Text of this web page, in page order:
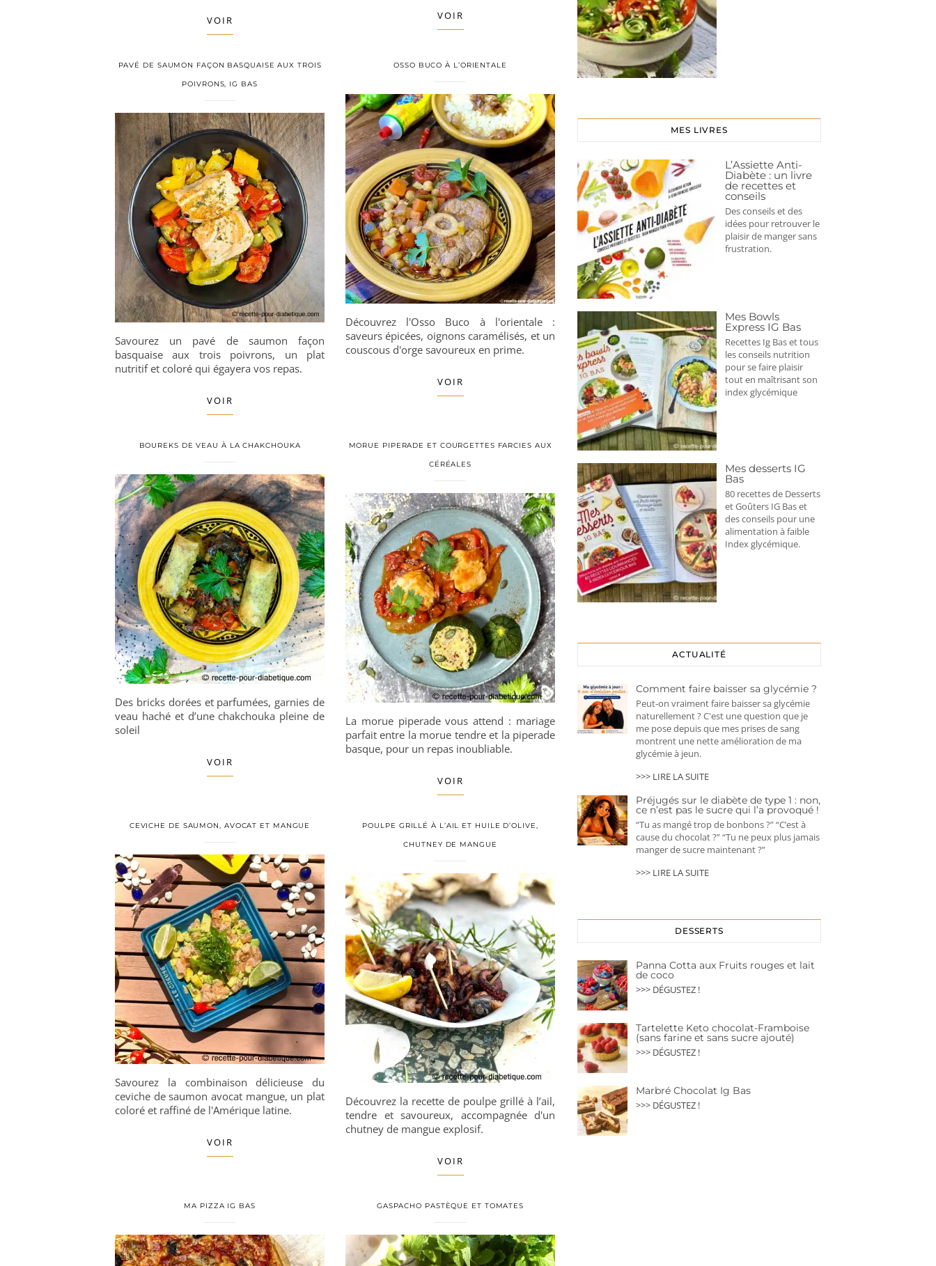
VOIR VOIR
PAVÉ DE SAUMON FAÇON BASQUAISE AUX TROIS
POIVRONS, IG BAS
Savourez un pavé de saumon façon
basquaise aux trois poivrons, un plat
nutritif et coloré qui égayera vos repas.
VOIR
OSSO BUCO À L’ORIENTALE
Découvrez l'Osso Buco à l'orientale :
saveurs épicées, oignons caramélisés, et un
couscous d'orge savoureux en prime.
VOIR
BOUREKS DE VEAU À LA CHAKCHOUKA
Des bricks dorées et parfumées, garnies de
veau haché et d’une chakchouka pleine de
soleil
VOIR
MORUE PIPERADE ET COURGETTES FARCIES AUX
CÉRÉALES
La morue piperade vous attend : mariage
parfait entre la morue tendre et la piperade
basque, pour un repas inoubliable.
VOIR
CEVICHE DE SAUMON, AVOCAT ET MANGUE
Savourez la combinaison délicieuse du
ceviche de saumon avocat mangue, un plat
coloré et raffiné de l'Amérique latine.
VOIR
POULPE GRILLÉ À L’AIL ET HUILE D’OLIVE,
CHUTNEY DE MANGUE
Découvrez la recette de poulpe grillé à l’ail,
tendre et savoureux, accompagnée d'un
chutney de mangue explosif.
VOIR
MA PIZZA IG BAS GASPACHO PASTÈQUE ET TOMATES
MES LIVRES
L’Assiette Anti-
Diabète : un livre
de recettes et
conseils
Des conseils et des
idées pour retrouver le
plaisir de manger sans
frustration.
Mes Bowls
Express IG Bas
Recettes Ig Bas et tous
les conseils nutrition
pour se faire plaisir
tout en maîtrisant son
index glycémique
Mes desserts IG
Bas
80 recettes de Desserts
et Goûters IG Bas et
des conseils pour une
alimentation à faible
Index glycémique.
ACTUALITÉ
Comment faire baisser sa glycémie ?
Peut-on vraiment faire baisser sa glycémie
naturellement ? C'est une question que je
me pose depuis que mes prises de sang
montrent une nette amélioration de ma
glycémie à jeun.
>>> LIRE LA SUITE
Préjugés sur le diabète de type 1 : non,
ce n’est pas le sucre qui l’a provoqué !
“Tu as mangé trop de bonbons ?” “C’est à
cause du chocolat ?” “Tu ne peux plus jamais
manger de sucre maintenant ?”
>>> LIRE LA SUITE
DESSERTS
Panna Cotta aux Fruits rouges et lait
de coco
>>> DÉGUSTEZ !
Tartelette Keto chocolat-Framboise
(sans farine et sans sucre ajouté)
>>> DÉGUSTEZ !
Marbré Chocolat Ig Bas
>>> DÉGUSTEZ !